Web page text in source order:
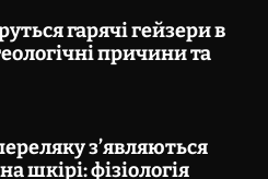
гарячі гейзери в
причини та
з’являються
шкірі: фізіологія